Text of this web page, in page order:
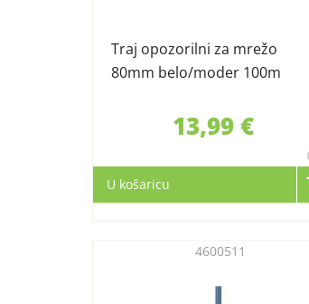
Traj opozorilni za mrežo
80mm belo/moder 100m
13,99 €
U košaricu
4600511